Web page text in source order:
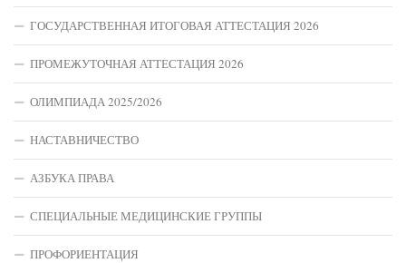
ГОСУДАРСТВЕННАЯ ИТОГОВАЯ АТТЕСТАЦИЯ 2026
ПРОМЕЖУТОЧНАЯ АТТЕСТАЦИЯ 2026
ОЛИМПИАДА 2025/2026
НАСТАВНИЧЕСТВО
АЗБУКА ПРАВА
СПЕЦИАЛЬНЫЕ МЕДИЦИНСКИЕ ГРУППЫ
ПРОФОРИЕНТАЦИЯ